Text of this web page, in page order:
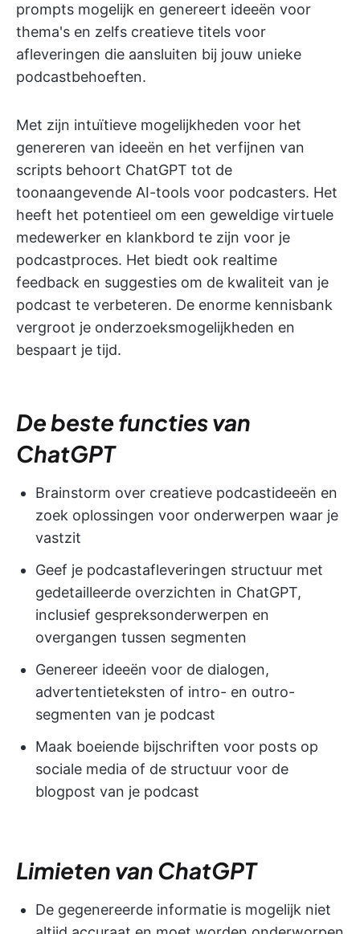
prompts mogelijk en genereert ideeën voor
thema's en zelfs creatieve titels voor
afleveringen die aansluiten bij jouw unieke
podcastbehoeften.
Met zijn intuïtieve mogelijkheden voor het
genereren van ideeën en het verfijnen van
scripts behoort ChatGPT tot de
toonaangevende AI-tools voor podcasters. Het
heeft het potentieel om een geweldige virtuele
medewerker en klankbord te zijn voor je
podcastproces. Het biedt ook realtime
feedback en suggesties om de kwaliteit van je
podcast te verbeteren. De enorme kennisbank
vergroot je onderzoeksmogelijkheden en
bespaart je tijd.
De beste functies van
ChatGPT
Brainstorm over creatieve podcastideeën en
zoek oplossingen voor onderwerpen waar je
vastzit
Geef je podcastafleveringen structuur met
gedetailleerde overzichten in ChatGPT,
inclusief gespreksonderwerpen en
overgangen tussen segmenten
Genereer ideeën voor de dialogen,
advertentieteksten of intro- en outro-
segmenten van je podcast
Maak boeiende bijschriften voor posts op
sociale media of de structuur voor de
blogpost van je podcast
Limieten van ChatGPT
De gegenereerde informatie is mogelijk niet